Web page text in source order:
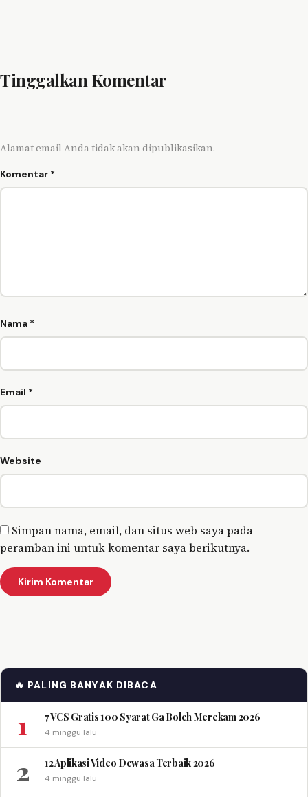
Tinggalkan Komentar
Alamat email Anda tidak akan dipublikasikan.
Komentar *
Nama *
Email *
Website
Simpan nama, email, dan situs web saya pada
peramban ini untuk komentar saya berikutnya.
🔥 PALING BANYAK DIBACA
1 7 VCS Gratis 100 Syarat Ga Boleh Merekam 2026
4 minggu lalu
2 12 Aplikasi Video Dewasa Terbaik 2026
4 minggu lalu